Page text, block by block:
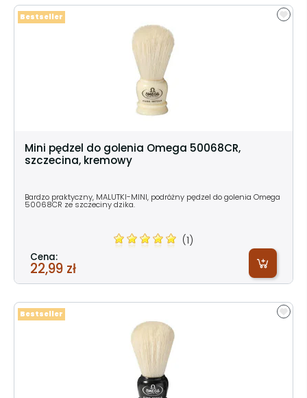
Mini pędzel do golenia Omega 50068CR,
szczecina, kremowy
Bardzo praktyczny, MALUTKI-MINI, podróżny pędzel do golenia Omega
50068CR ze szczeciny dzika.
(1)
Cena:
22,99 zł
Bestseller
Bestseller